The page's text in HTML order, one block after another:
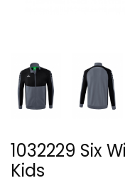
1032229 Six
Kids